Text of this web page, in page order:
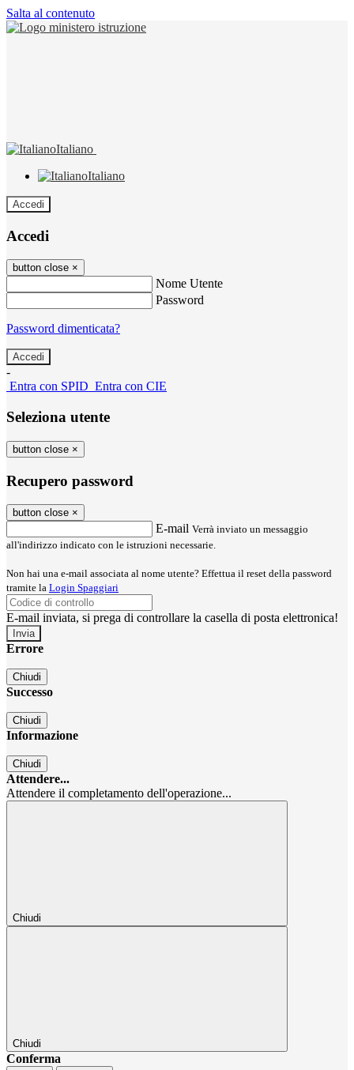
Salta al contenuto
Italiano
Italiano
Accedi
Accedi
button close ×
Nome Utente
Password
Password dimenticata?
-
Entra con SPID Entra con CIE
Seleziona utente
button close ×
Recupero password
button close ×
E-mail Verrà inviato un messaggio
all'indirizzo indicato con le istruzioni necessarie.
Non hai una e-mail associata al nome utente? Effettua il reset della password
tramite la Login Spaggiari
E-mail inviata, si prega di controllare la casella di posta elettronica!
Errore
Chiudi
Successo
Chiudi
Informazione
Chiudi
Attendere...
Attendere il completamento dell'operazione...
Chiudi
Chiudi
Conferma